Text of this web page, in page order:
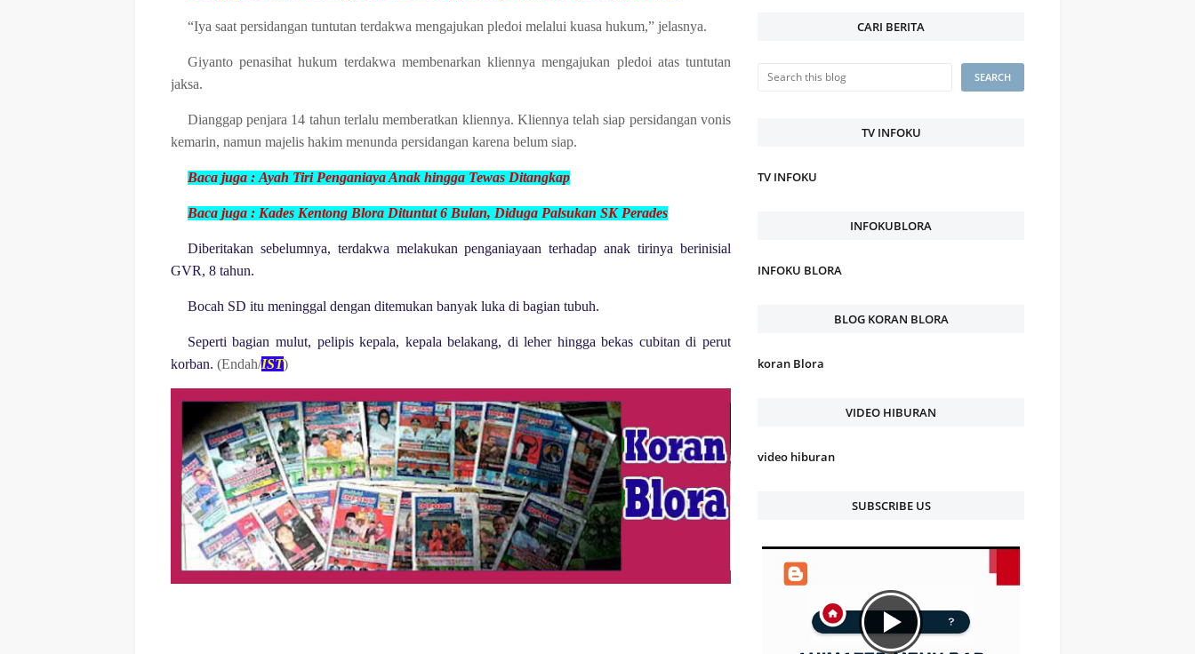
“Iya saat persidangan tuntutan terdakwa mengajukan pledoi melalui kuasa hukum,” jelasnya.
Giyanto penasihat hukum terdakwa membenarkan kliennya mengajukan pledoi atas tuntutan
jaksa.
Dianggap penjara 14 tahun terlalu memberatkan kliennya. Kliennya telah siap persidangan vonis
kemarin, namun majelis hakim menunda persidangan karena belum siap.
Baca juga :Ayah Tiri Penganiaya Anak hingga Tewas Ditangkap
Baca juga : Kades Kentong Blora Dituntut 6 Bulan, Diduga Palsukan SK Perades
Diberitakan sebelumnya, terdakwa melakukan penganiayaan terhadap anak tirinya berinisial
GVR, 8 tahun.
Bocah SD itu meninggal dengan ditemukan banyak luka di bagian tubuh.
Seperti bagian mulut, pelipis kepala, kepala belakang, di leher hingga bekas cubitan di perut
korban. (Endah/IST)
CARI BERITA
TV INFOKU
TV INFOKU
INFOKUBLORA
INFOKU BLORA
BLOG KORAN BLORA
koran Blora
VIDEO HIBURAN
video hiburan
SUBSCRIBE US